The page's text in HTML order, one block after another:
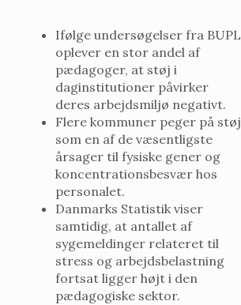
Ifølge undersøgelser fra BUPL
oplever en stor andel af
pædagoger, at støj i
daginstitutioner påvirker
deres arbejdsmiljø negativt.
Flere kommuner peger på støj
som en af de væsentligste
årsager til fysiske gener og
koncentrationsbesvær hos
personalet.
Danmarks Statistik viser
samtidig, at antallet af
sygemeldinger relateret til
stress og arbejdsbelastning
fortsat ligger højt i den
pædagogiske sektor.